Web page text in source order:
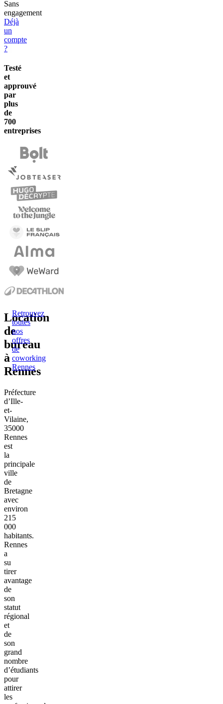
️Sans
engagement
Déjà
un
compte
?
Testé
et
approuvé
par
plus
de
700
entreprises
Location
de
bureau
à
Rennes
Préfecture
d’Ille-
et-
Vilaine,
35000
Rennes
est
la
principale
ville
de
Bretagne
avec
environ
215
000
habitants.
Rennes
a
su
tirer
avantage
de
son
statut
régional
et
de
son
grand
nombre
d’étudiants
pour
attirer
les
Retrouvez
toutes
nos
offres
de
coworking
Rennes